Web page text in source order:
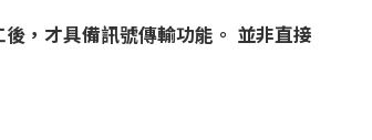
，才具備訊號傳輸功能。 並非直接